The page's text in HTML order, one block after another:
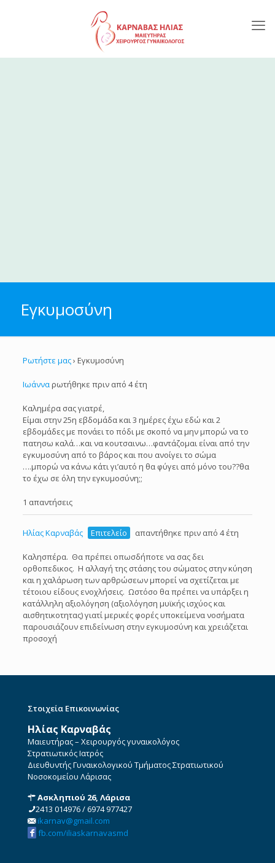
Εγκυμοσύνη
Ρωτήστε μας› Εγκυμοσύνη
Ιωάνναρωτήθηκε πριν από 4 έτη
Καλημέρα σας γιατρέ,
Είμαι στην 25η εβδομάδα και 3 ημέρες έχω εδώ και 2
εβδομάδες με πονάει το πόδι με σκοπό να μην μπορώ να το
πατησω καλά…και να κουτσαινω…φαντάζομαι είναι από την
εγκυμοσύνη από το βάρος και που ανοίγει το σώμα
….μπορώ να κάνω κάτι γι’αυτό η θα φύγει από μόνο του??θα
το έχω σε όλη την εγκυμοσύνη;;
1 απαντήσεις
Ηλίας Καρναβάς Επιτελείο απαντήθηκε πριν από 4 έτη
Καλησπέρα. Θα πρέπει οπωσδήποτε να σας δει
ορθοπεδικος. Η αλλαγή της στάσης του σώματος στην κύηση
και η χαλάρωση των αρθρώσεων μπορεί να σχετίζεται με
τέτοιου είδους ενοχλήσεις. Ωστόσο θα πρέπει να υπάρξει η
κατάλληλη αξιολόγηση (αξιολόγηση μυϊκής ισχύος και
αισθητικοτητας) γιατί μερικές φορές υποκείμενα νοσήματα
παρουσιάζουν επιδείνωση στην εγκυμοσύνη και χρειάζεται
προσοχή
Στοιχεία Επικοινωνίας
Ηλίας Καρναβάς
Μαιευτήρας – Χειρουργός γυναικολόγος
Στρατιωτικός Ιατρός
Διευθυντής Γυναικολογικού Τμήματος Στρατιωτικού
Νοσοκομείου Λάρισας
Ασκληπιού 26, Λάρισα
2413 014976/6974 977427
ikarnav@gmail.com
fb.com/iliaskarnavasmd